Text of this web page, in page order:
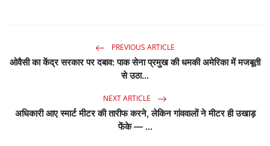
PREVIOUS ARTICLE
ओवैसी का केंद्र सरकार पर दबाव: पाक सेना प्रमुख की धमकी अमेरिका में मजबूती
से उठा...
NEXT ARTICLE
अधिकारी आए स्मार्ट मीटर की तारीफ करने, लेकिन गांववालों ने मीटर ही उखाड़
फेंके — ...